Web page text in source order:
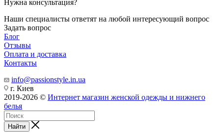
Нужна консультация?
Наши специалисты ответят на любой интересующий вопрос
Задать вопрос
Блог
Отзывы
Оплата и доставка
Контакты
info@passionstyle.in.ua
г. Киев
2019-2026 © Интернет магазин женской одежды и нижнего
белья
Найти